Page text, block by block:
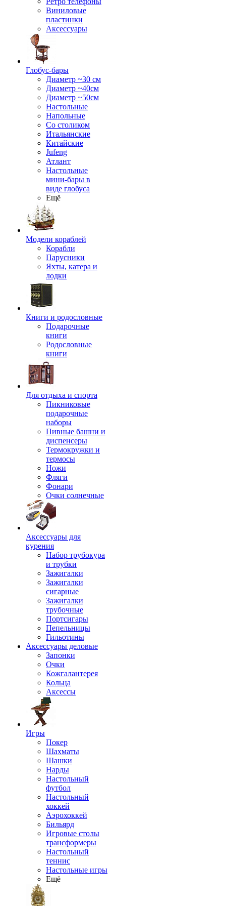
Виниловые
пластинки
Аксессуары
Глобус-бары
Диаметр ~30 см
Диаметр ~40см
Диаметр ~50см
Настольные
Напольные
Со столиком
Итальянские
Китайские
Jufeng
Атлант
Настольные
мини-бары в
виде глобуса
Ещё
Модели кораблей
Корабли
Парусники
Яхты, катера и
лодки
Книги и родословные
Подарочные
книги
Родословные
книги
Для отдыха и спорта
Пикниковые
подарочные
наборы
Пивные башни и
диспенсеры
Термокружки и
термосы
Ножи
Фляги
Фонари
Очки солнечные
Аксессуары для
курения
Набор трубокура
и трубки
Зажигалки
Зажигалки
сигарные
Зажигалки
трубочные
Портсигары
Пепельницы
Гильотины
Аксессуары деловые
Запонки
Очки
Кожгалантерея
Кольца
Аксессы
Игры
Покер
Шахматы
Шашки
Нарды
Настольный
футбол
Настольный
хоккей
Аэрохоккей
Бильярд
Игровые столы
трансформеры
Настольный
теннис
Настольные игры
Ещё